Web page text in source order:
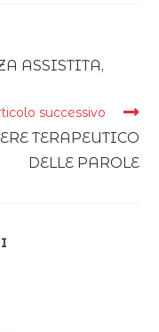
ASSISTITA,
successivo
TERAPEUTICO
DELLE PAROLE